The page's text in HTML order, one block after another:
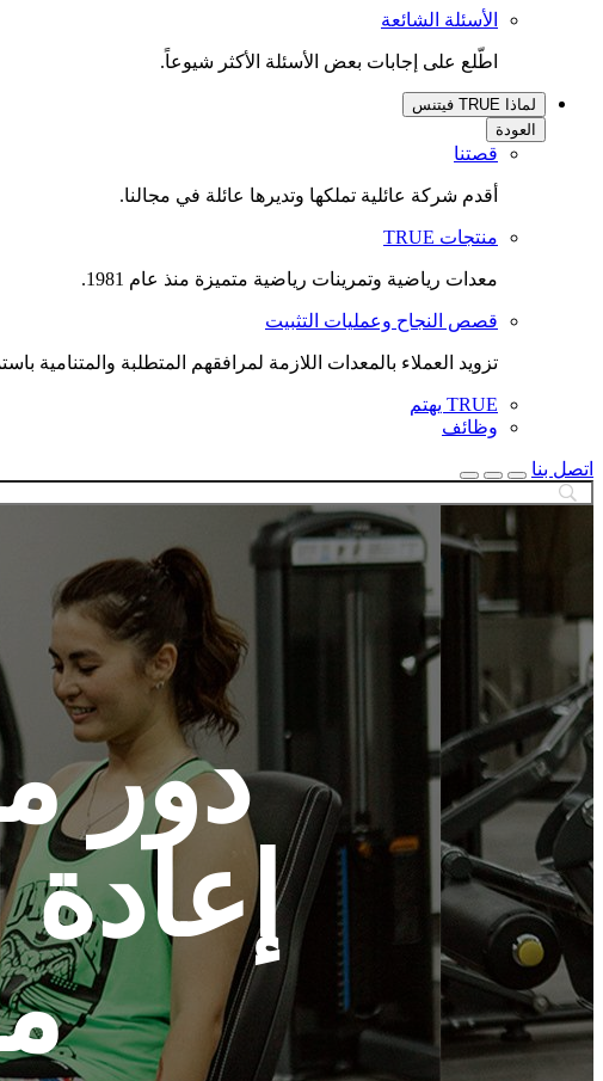
الأسئلة الشائعة
اطّلع على إجابات بعض الأسئلة الأكثر شيوعاً.
لماذا TRUE فيتنس
العودة
قصتنا
أقدم شركة عائلية تملكها وتديرها عائلة في مجالنا.
منتجات TRUE
معدات رياضية وتمرينات رياضية متميزة منذ عام 1981.
قصص النجاح وعمليات التثبيت
تزويد العملاء بالمعدات اللازمة لمرافقهم المتطلبة والمتنامية
TRUE يهتم
وظائف
اتصل بنا
بحثإغلاق
البحث
دور
إعادة